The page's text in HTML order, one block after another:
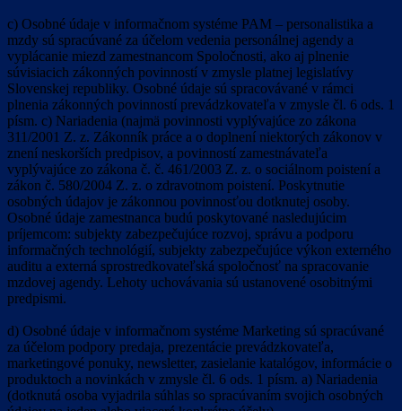
c) Osobné údaje v informačnom systéme PAM – personalistika a
mzdy sú spracúvané za účelom vedenia personálnej agendy a
vyplácanie miezd zamestnancom Spoločnosti, ako aj plnenie
súvisiacich zákonných povinností v zmysle platnej legislatívy
Slovenskej republiky. Osobné údaje sú spracovávané v rámci
plnenia zákonných povinností prevádzkovateľa v zmysle čl. 6 ods. 1
písm. c) Nariadenia (najmä povinnosti vyplývajúce zo zákona
311/2001 Z. z. Zákonník práce a o doplnení niektorých zákonov v
znení neskorších predpisov, a povinností zamestnávateľa
vyplývajúce zo zákona č. č. 461/2003 Z. z. o sociálnom poistení a
zákon č. 580/2004 Z. z. o zdravotnom poistení. Poskytnutie
osobných údajov je zákonnou povinnosťou dotknutej osoby.
Osobné údaje zamestnanca budú poskytované nasledujúcim
príjemcom: subjekty zabezpečujúce rozvoj, správu a podporu
informačných technológií, subjekty zabezpečujúce výkon externého
auditu a externá sprostredkovateľská spoločnosť na spracovanie
mzdovej agendy. Lehoty uchovávania sú ustanovené osobitnými
predpismi.
d) Osobné údaje v informačnom systéme Marketing sú spracúvané
za účelom podpory predaja, prezentácie prevádzkovateľa,
marketingové ponuky, newsletter, zasielanie katalógov, informácie o
produktoch a novinkách v zmysle čl. 6 ods. 1 písm. a) Nariadenia
(dotknutá osoba vyjadrila súhlas so spracúvaním svojich osobných